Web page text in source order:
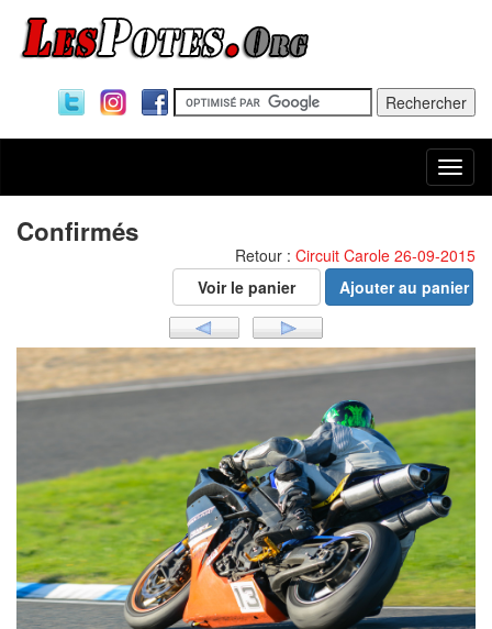
Confirmés
Retour : Circuit Carole 26-09-2015